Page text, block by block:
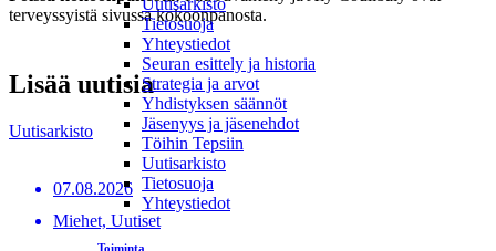
Uutisarkisto
Tietosuoja
Yhteystiedot
Seuran esittely ja historia
Strategia ja arvot
Yhdistyksen säännöt
Jäsenyys ja jäsenehdot
Töihin Tepsiin
Uutisarkisto
Tietosuoja
Yhteystiedot
Toiminta
terveyssyistä sivussa kokoonpanosta.
Lisää uutisia
Uutisarkisto
07.08.2026
Miehet, Uutiset